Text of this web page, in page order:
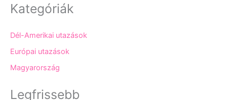
Kategóriák
Dél-Amerikai utazások
Európai utazások
Magyarország
Legfrissebb